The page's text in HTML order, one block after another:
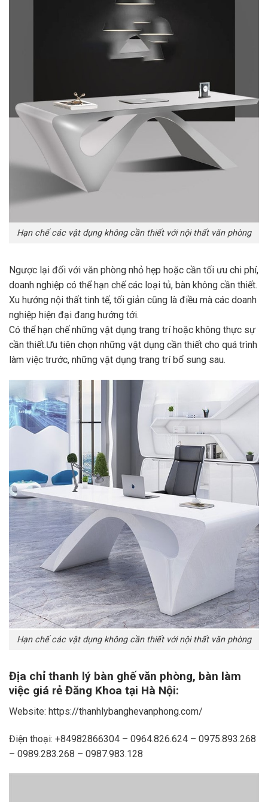
Hạn chế các vật dụng không cần thiết với nội thất văn phòng
Ngược lại đối với văn phòng nhỏ hẹp hoặc cần tối ưu chi phí,
doanh nghiệp có thể hạn chế các loại tủ, bàn không cần thiết.
Xu hướng nội thất tinh tế, tối giản cũng là điều mà các doanh
nghiệp hiện đại đang hướng tới.
Có thể hạn chế những vật dụng trang trí hoặc không thực sự
cần thiết.Ưu tiên chọn những vật dụng cần thiết cho quá trình
làm việc trước, những vật dụng trang trí bổ sung sau.
Hạn chế các vật dụng không cần thiết với nội thất văn phòng
Địa chỉ thanh lý bàn ghế văn phòng, bàn làm
việc giá rẻ Đăng Khoa tại Hà Nội:
Website: https://thanhlybanghevanphong.com/
Điện thoại: +84982866304 – 0964.826.624 – 0975.893.268
– 0989.283.268 – 0987.983.128